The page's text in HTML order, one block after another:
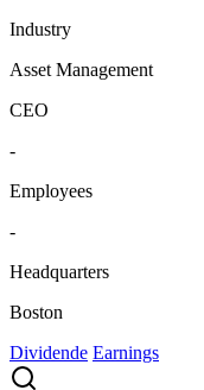
Industry
Asset Management
CEO
-
Employees
-
Headquarters
Boston
Dividende Earnings